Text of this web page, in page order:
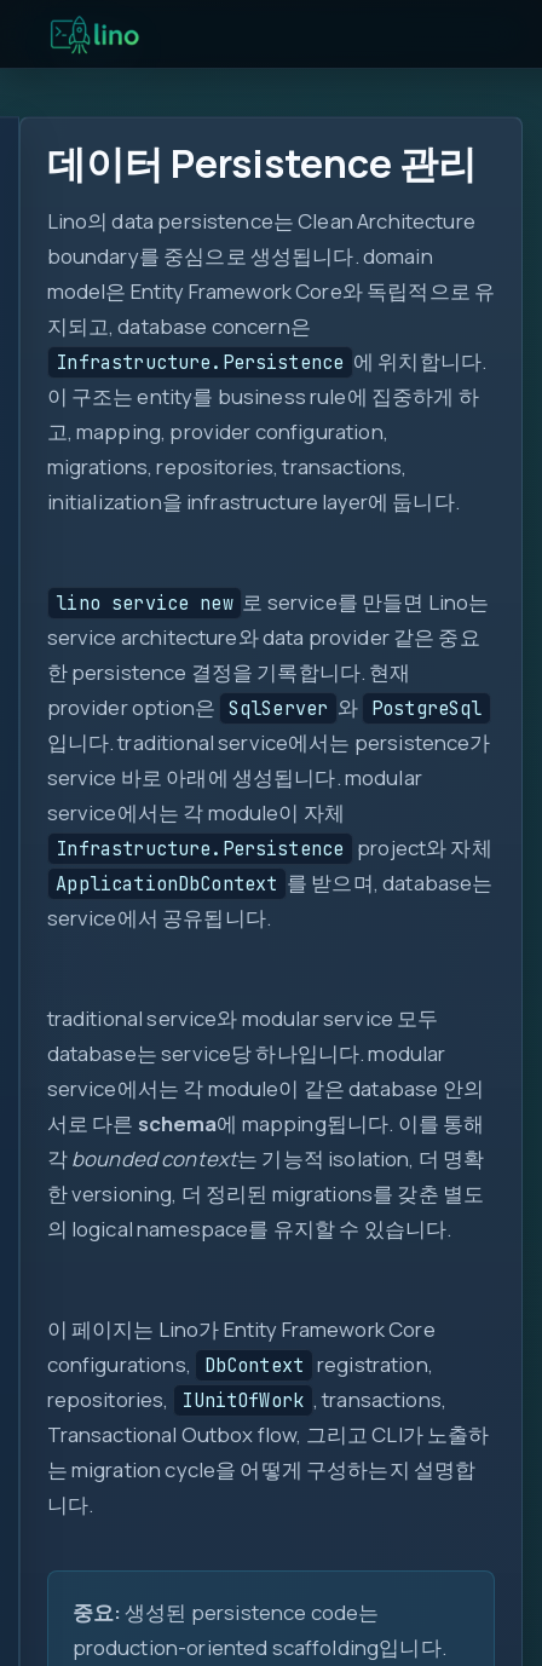
0
1
{ }
var
let
&&
new
::
데이터 Persistence 관리
Lino의 data persistence는 Clean Architecture
boundary를 중심으로 생성됩니다. domain
model은 Entity Framework Core와 독립적으로 유
지되고, database concern은
Infrastructure.Persistence 에 위치합니다.
이 구조는 entity를 business rule에 집중하게 하
고, mapping, provider configuration,
migrations, repositories, transactions,
initialization을 infrastructure layer에 둡니다.
lino service new 로 service를 만들면 Lino는
service architecture와 data provider 같은 중요
한 persistence 결정을 기록합니다. 현재
provider option은 SqlServer 와 PostgreSql
입니다. traditional service에서는 persistence가
service 바로 아래에 생성됩니다. modular
service에서는 각 module이 자체
Infrastructure.Persistence project와 자체
ApplicationDbContext 를 받으며, database는
service에서 공유됩니다.
traditional service와 modular service 모두
database는 service당 하나입니다. modular
service에서는 각 module이 같은 database 안의
서로 다른 schema에 mapping됩니다. 이를 통해
각bounded context는 기능적 isolation, 더 명확
한 versioning, 더 정리된 migrations를 갖춘 별도
의 logical namespace를 유지할 수 있습니다.
이 페이지는 Lino가 Entity Framework Core
configurations,
DbContext registration,
repositories,
IUnitOfWork
, transactions,
Transactional Outbox flow, 그리고 CLI가 노출하
는 migration cycle을 어떻게 구성하는지 설명합
니다.
중요: 생성된 persistence code는
production-oriented scaffolding입니다.